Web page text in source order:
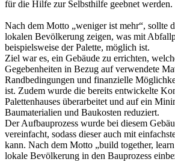
für die Hilfe zur Selbsthilfe geebnet werden.
Nach dem Motto „weniger ist mehr“, sollte
lokalen Bevölkerung zeigen, was mit
beispielsweise der Palette, möglich ist.
Ziel war es, ein Gebäude zu errichten,
Gegebenheiten in Bezug auf verwendete
Randbedingungen und finanzielle
ist. Zudem wurde die bereits entwickelte
Palettenhauses überarbeitet und auf ein
Baumaterialien und Baukosten reduziert.
Der Aufbauprozess wurde bei diesem
vereinfacht, sodass dieser auch mit
kann. Nach dem Motto „build together,
lokale Bevölkerung in den Bauprozess